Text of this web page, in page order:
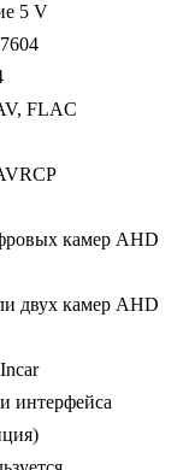
5 V
FLAC
камер AHD
двух камер AHD
интерфейса